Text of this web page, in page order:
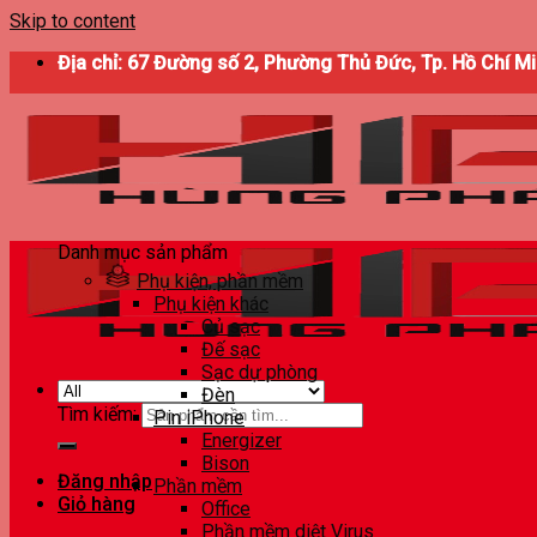
Skip to content
Địa chỉ: 67 Đường số 2, Phường Thủ Đức, Tp. Hồ Chí
Tìm kiếm:
Đăng nhập
Giỏ hàng
Danh mục sản phẩm
Phụ kiện, phần mềm
Phụ kiện khác
Củ sạc
Đế sạc
Sạc dự phòng
Đèn
Pin iPhone
Energizer
Bison
Phần mềm
Office
Phần mềm diệt Virus